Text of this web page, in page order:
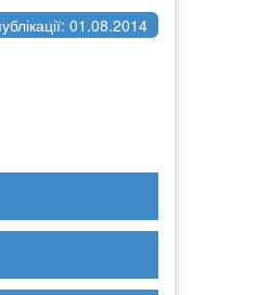
01.08.2014